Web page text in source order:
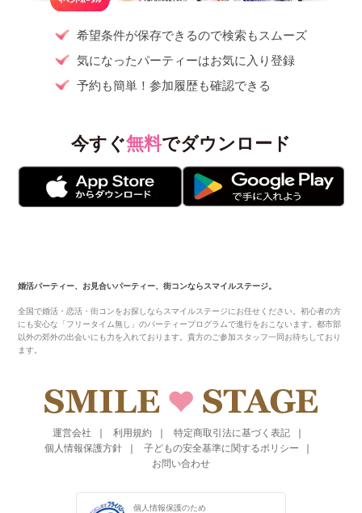
希望条件が保存できるので検索もスムーズ
気になったパーティーはお気に入り登録
予約も簡単！参加履歴も確認できる
今すぐ無料でダウンロード
婚活パーティー、お見合いパーティー、街コンならスマイルステージ。
全国で婚活・恋活・街コンをお探しならスマイルステージにお任せください。初心者の方
にも安心な「フリータイム無し」のパーティープログラムで進行をおこないます。都市部
以外の郊外の出会いにも力を入れております。貴方のご参加スタッフ一同お待ちしており
ます。
運営会社 利用規約
特定商取引法に基づく表記
個人情報保護方針
子どもの安全基準に関するポリシー
お問い合わせ
個人情報保護のため